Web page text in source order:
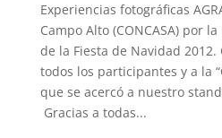
Experiencias fotográficas
Campo Alto (CONCASA) por
de la Fiesta de Navidad
todos los participantes y a la
que se acercó a nuestro
Gracias a todas...